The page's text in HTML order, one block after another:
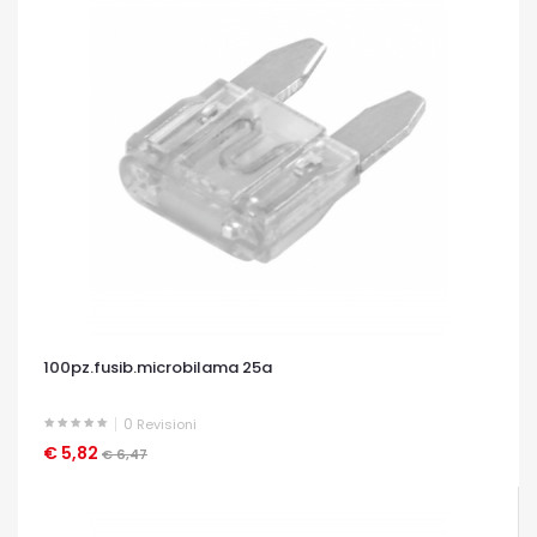
100pz.fusib.microbilama 25a
0 Revisioni
€ 5,82 € 6,47
OCCHIATA VELOCE